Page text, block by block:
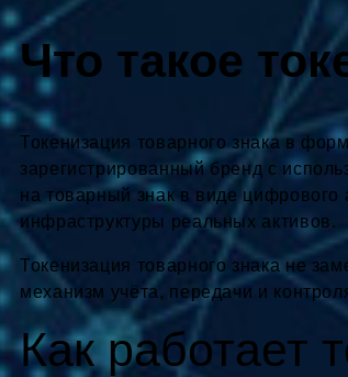
Что такое
Токенизация товарного знака в
зарегистрированный бренд с
на товарный знак в виде
инфраструктуры реальных активов.
Токенизация товарного знака не
механизм учёта, передачи и
Как работает